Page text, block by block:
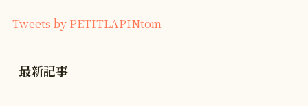
Tweets by PETITLAPINtom
最新記事